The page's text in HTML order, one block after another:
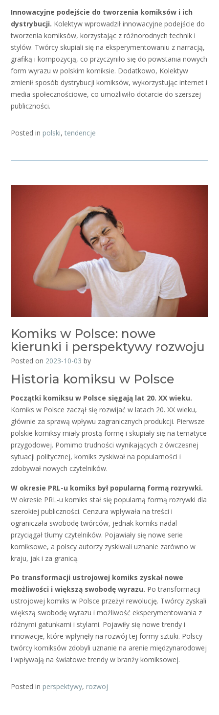
Innowacyjne podejście do tworzenia komiksów i ich
dystrybucji. Kolektyw wprowadził innowacyjne podejście do
tworzenia komiksów, korzystając z różnorodnych technik i
stylów. Twórcy skupiali się na eksperymentowaniu z narracją,
grafiką i kompozycją, co przyczyniło się do powstania nowych
form wyrazu w polskim komiksie. Dodatkowo, Kolektyw
zmienił sposób dystrybucji komiksów, wykorzystując internet i
media społecznościowe, co umożliwiło dotarcie do szerszej
publiczności.
Posted in polski, tendencje
Komiks w Polsce: nowe
kierunki i perspektywy rozwoju
Posted on 2023-10-03 by
Historia komiksu w Polsce
Początki komiksu w Polsce sięgają lat 20. XX wieku.
Komiks w Polsce zaczął się rozwijać w latach 20. XX wieku,
głównie za sprawą wpływu zagranicznych produkcji. Pierwsze
polskie komiksy miały prostą formę i skupiały się na tematyce
przygodowej. Pomimo trudności wynikających z ówczesnej
sytuacji politycznej, komiks zyskiwał na popularności i
zdobywał nowych czytelników.
W okresie PRL-u komiks był popularną formą rozrywki.
W okresie PRL-u komiks stał się popularną formą rozrywki dla
szerokiej publiczności. Cenzura wpływała na treści i
ograniczała swobodę twórców, jednak komiks nadal
przyciągał tłumy czytelników. Pojawiały się nowe serie
komiksowe, a polscy autorzy zyskiwali uznanie zarówno w
kraju, jak i za granicą.
Po transformacji ustrojowej komiks zyskał nowe
możliwości i większą swobodę wyrazu. Po transformacji
ustrojowej komiks w Polsce przeżył rewolucję. Twórcy zyskali
większą swobodę wyrazu i możliwość eksperymentowania z
różnymi gatunkami i stylami. Pojawiły się nowe trendy i
innowacje, które wpłynęły na rozwój tej formy sztuki. Polscy
twórcy komiksów zdobyli uznanie na arenie międzynarodowej
i wpływają na światowe trendy w branży komiksowej.
Posted in perspektywy, rozwoj